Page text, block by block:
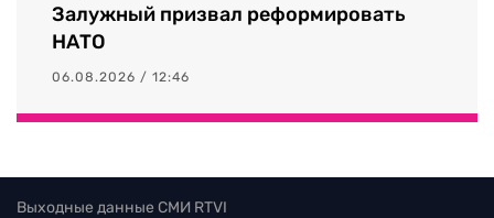
Залужный призвал реформировать
НАТО
06.08.2026 / 12:46
Выходные данные СМИ RTVI